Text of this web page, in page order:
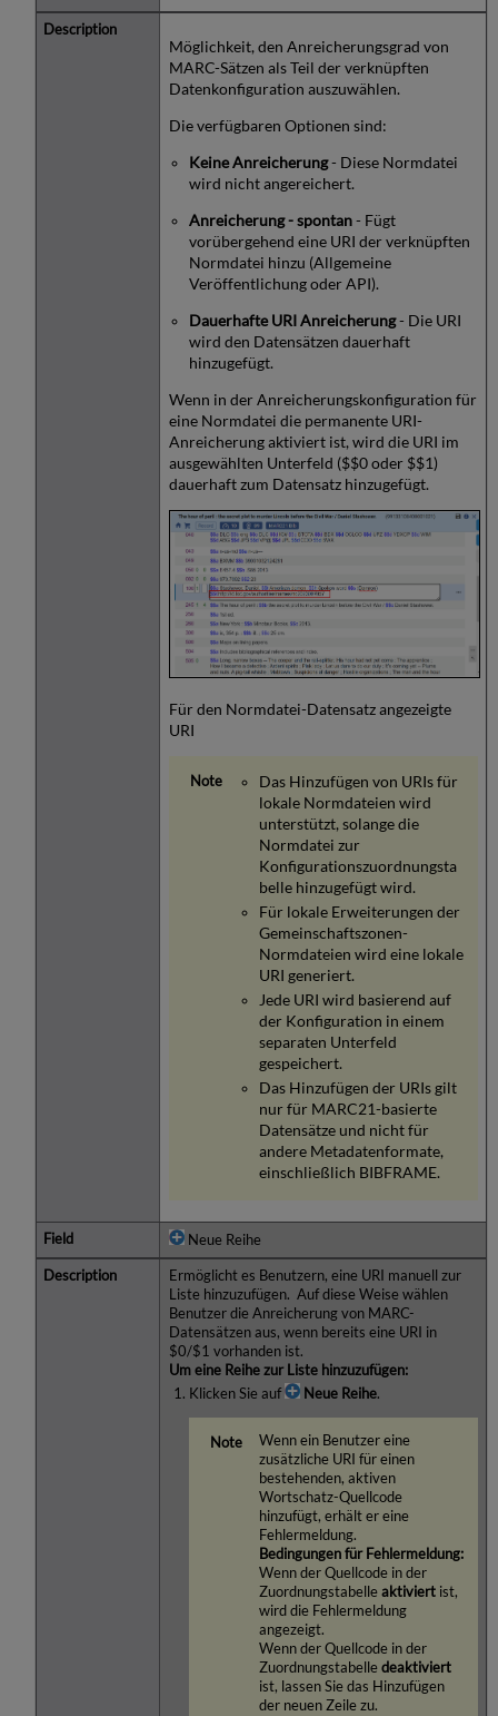
Möglichkeit, den Anreicherungsgrad von
MARC-Sätzen als Teil der verknüpften
Datenkonfiguration auszuwählen.
Die verfügbaren Optionen sind:
Keine Anreicherung- Diese Normdatei
wird nicht angereichert.
Anreicherung - spontan- Fügt
vorübergehend eine URI der verknüpften
Normdatei hinzu (Allgemeine
Veröffentlichung oder API).
Dauerhafte URI Anreicherung- Die URI
wird den Datensätzen dauerhaft
hinzugefügt.
Wenn in der Anreicherungskonfiguration für
eine Normdatei die permanente URI-
Anreicherung aktiviert ist, wird die URI im
ausgewählten Unterfeld ($$0 oder $$1)
dauerhaft zum Datensatz hinzugefügt.
Für den Normdatei-Datensatz angezeigte
URI
Das Hinzufügen von URIs für
lokale Normdateien wird
unterstützt, solange die
Normdatei zur
Konfigurationszuordnungsta
belle hinzugefügt wird.
Für lokale Erweiterungen der
Gemeinschaftszonen-
Normdateien wird eine lokale
URI generiert.
Jede URI wird basierend auf
der Konfiguration in einem
separaten Unterfeld
gespeichert.
Das Hinzufügen der URIs gilt
nur für MARC21-basierte
Datensätze und nicht für
andere Metadatenformate,
einschließlich BIBFRAME.
Neue Reihe
Ermöglicht es Benutzern, eine URI manuell zur
Liste hinzuzufügen. Auf diese Weise wählen
Benutzer die Anreicherung von MARC-
Datensätzen aus, wenn bereits eine URI in
$0/$1 vorhanden ist.
Um eine Reihe zur Liste hinzuzufügen:
Klicken Sie auf
Neue Reihe.
Wenn ein Benutzer eine
zusätzliche URI für einen
bestehenden, aktiven
Wortschatz-Quellcode
hinzufügt, erhält er eine
Fehlermeldung.
Bedingungen für Fehlermeldung:
Wenn der Quellcode in der
Zuordnungstabelle aktiviertist,
wird die Fehlermeldung
angezeigt.
Wenn der Quellcode in der
Zuordnungstabelle deaktiviert
ist, lassen Sie das Hinzufügen
der neuen Zeile zu.